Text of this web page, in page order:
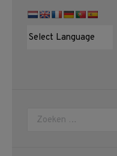
Zoeken: